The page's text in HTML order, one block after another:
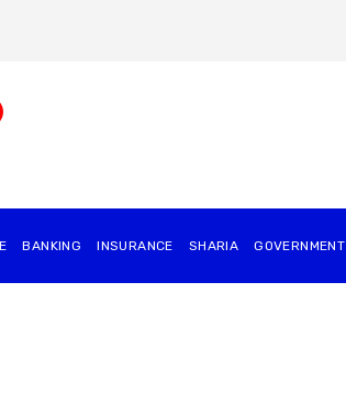
BANKING INSURANCE SHARIA GOVERNMENT